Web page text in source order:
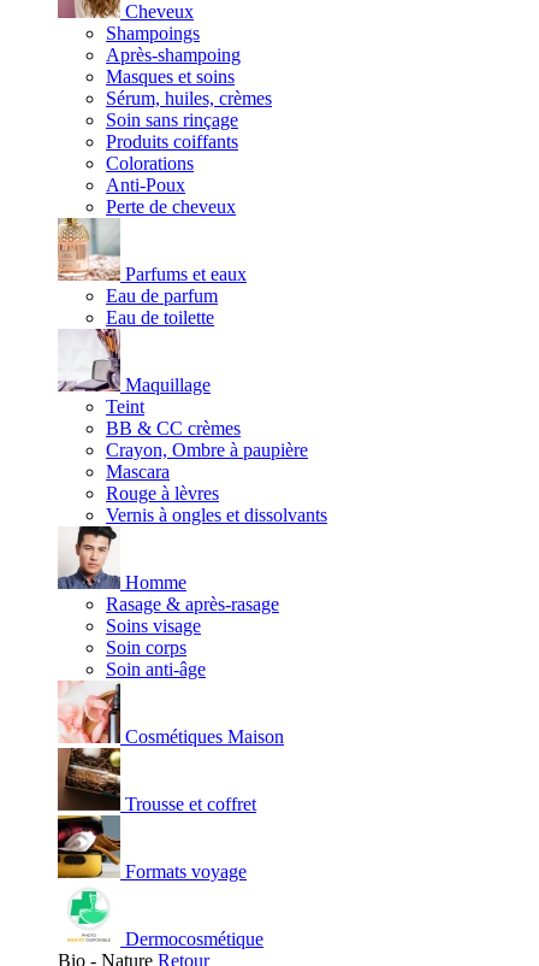
Cheveux
Shampoings
Après-shampoing
Masques et soins
Sérum, huiles, crèmes
Soin sans rinçage
Produits coiffants
Colorations
Anti-Poux
Perte de cheveux
Parfums et eaux
Eau de parfum
Eau de toilette
Maquillage
Teint
BB & CC crèmes
Crayon, Ombre à paupière
Mascara
Rouge à lèvres
Vernis à ongles et dissolvants
Homme
Rasage & après-rasage
Soins visage
Soin corps
Soin anti-âge
Cosmétiques Maison
Trousse et coffret
Formats voyage
Dermocosmétique
Bio - Nature Retour